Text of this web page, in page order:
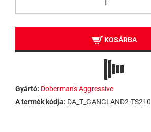
KOSÁRBA
Gyártó: Doberman's Aggressive
A termék kódja: DA_T_GANGLAND2-TS210